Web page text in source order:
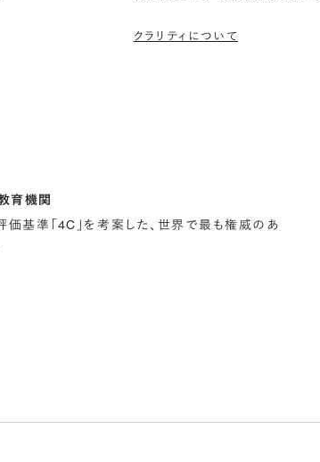
クラリティについて
育機関
基準「4C」を考案した、世界で最も権威のあ